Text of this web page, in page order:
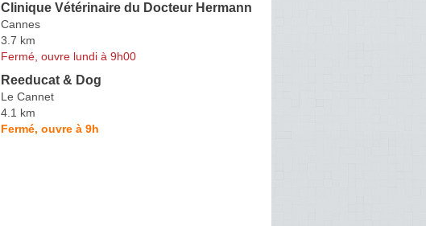
Clinique Vétérinaire du Docteur Hermann
Cannes
3.7 km
Fermé, ouvre lundi à 9h00
Reeducat & Dog
Le Cannet
4.1 km
Fermé, ouvre à 9h